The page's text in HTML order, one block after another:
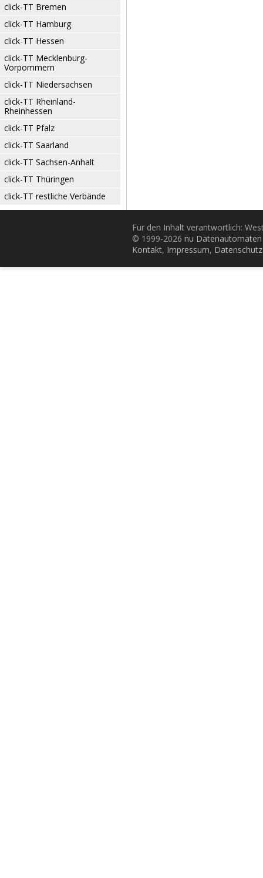
click-TT Bremen
click-TT Hamburg
click-TT Hessen
click-TT Mecklenburg-
Vorpommern
click-TT Niedersachsen
click-TT Rheinland-
Rheinhessen
click-TT Pfalz
click-TT Saarland
click-TT Sachsen-Anhalt
click-TT Thüringen
click-TT restliche Verbände
Für den Inhalt verantwortlich:
© 1999-2026 nu
Kontakt, Impressum, Datenschutz